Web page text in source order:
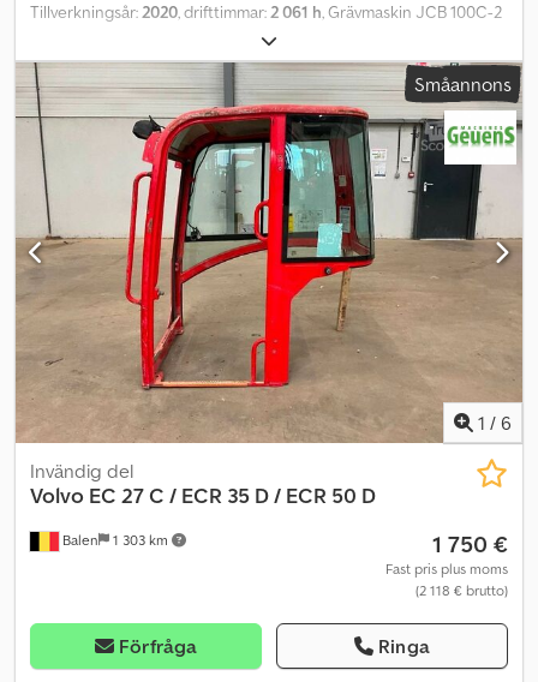
Tillverkningsår:2020, drifttimmar:2 061 h, Grävmaskin JCB 100C-2
Serienummer 6997 Tillverkningsår 2020 Grävskopa, frontblad
Codpfx Asy Sk Rkji Ajrf Hydraulsystem Maximal tipphöjd: 5,490 m
Maximalt grävdjup: 4,940 m Driftsvikt: 9 700 kg Drifttimmar: 2 061
Småannons
1 / 6
Balen 1 303 km
Invändig del
Volvo EC 27 C / ECR 35 D / ECR 50 D
1 750 €
Fast pris plus moms
(2 118 € brutto)
Förfråga Ringa